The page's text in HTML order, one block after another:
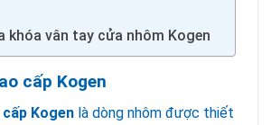
khóa vân tay cửa nhôm Kogen
cấp Kogen
Kogen là dòng nhôm được thiết